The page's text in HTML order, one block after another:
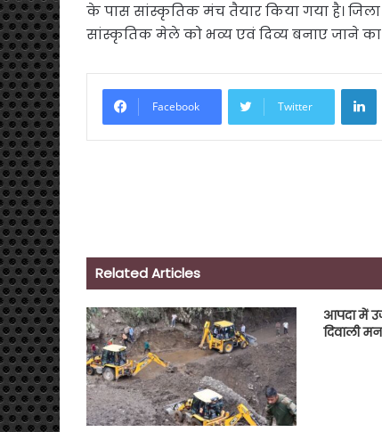
के पास सांस्कृतिक मंच तैयार किया गया है। जिला
सांस्कृतिक मेले को भव्य एवं दिव्य बनाए जाने का
Facebook Twitter
Related Articles
आपदा में
दिवाली